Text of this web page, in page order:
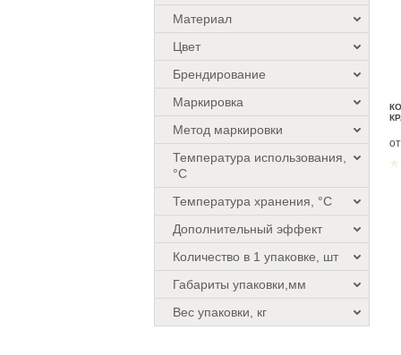
Материал
Цвет
Брендирование
Маркировка
Метод маркировки
Температура использования,
°C
Температура хранения, °C
Дополнительный эффект
Количество в 1 упаковке, шт
Габариты упаковки,мм
Вес упаковки, кг
от